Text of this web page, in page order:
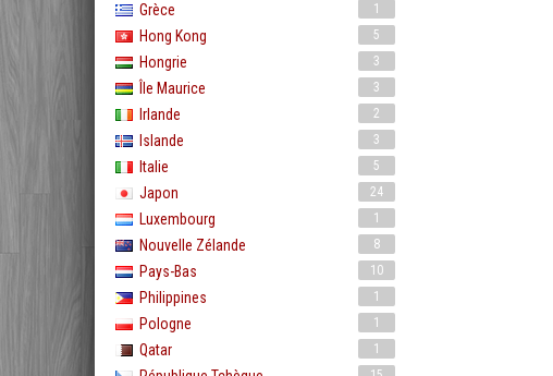
1
Grèce
5
Hong Kong
3
Hongrie
3
Île Maurice
2
Irlande
3
Islande
5
Italie
24
Japon
1
Luxembourg
8
Nouvelle Zélande
10
Pays-Bas
1
Philippines
1
Pologne
1
Qatar